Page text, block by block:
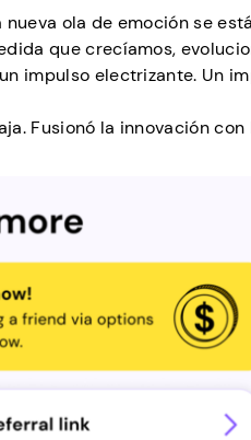
nueva ola de emoción se
que crecíamos,
impulso electrizante. Un
Fusionó la innovación con